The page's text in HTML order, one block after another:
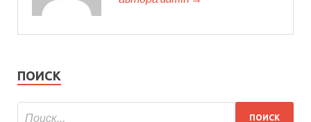
ПОИСК